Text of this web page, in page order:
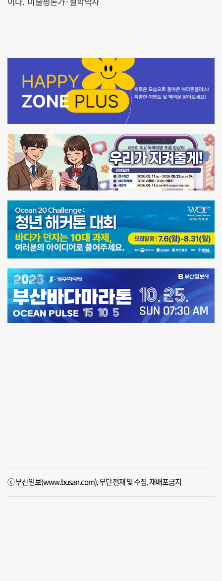
ⓒ 부산일보(www.busan.com), 무단전재 및 수집, 재배포금지